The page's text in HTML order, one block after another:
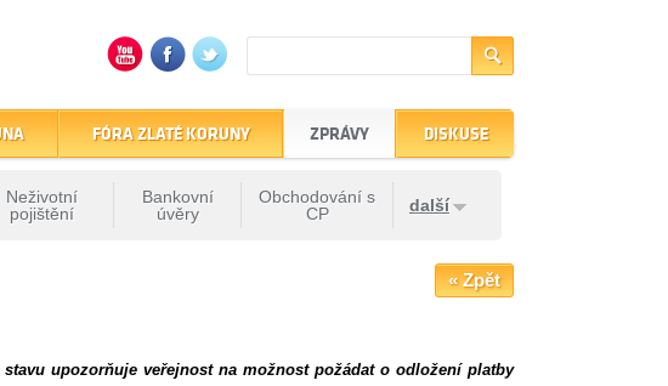
FÓRA ZLATÉ KORUNY ZPRÁVY
Neživotní
pojištění
Bankovní
úvěry
Obchodování s
CP
další
DISKUSE
« Zpět
upozorňuje veřejnost na možnost požádat o odložení platby